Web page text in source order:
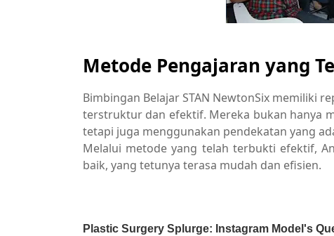
Metode Pengajaran yang
Bimbingan Belajar STAN NewtonSix memiliki
terstruktur dan efektif. Mereka bukan hanya
tetapi juga menggunakan pendekatan yang
Melalui metode yang telah terbukti efektif,
baik, yang tetunya terasa mudah dan efisien.